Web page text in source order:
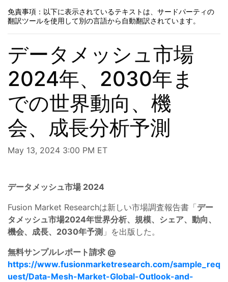
免責事項：以下に表示されているテキストは、サードパーティの
翻訳ツールを使用して別の言語から自動翻訳されています。
データメッシュ市場
2024年、2030年ま
での世界動向、機
会、成長分析予測
May 13, 2024 3:00 PM ET
データメッシュ市場 2024
Fusion Market Researchは新しい市場調査報告書「デー
タメッシュ市場2024年世界分析、規模、シェア、動向、
機会、成長、2030年予測 」を出版した。
無料サンプルレポート請求 @
https://www.fusionmarketresearch.com/sample_req
uest/Data-Mesh-Market-Global-Outlook-and-